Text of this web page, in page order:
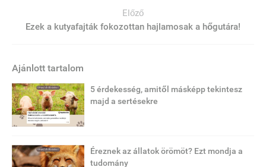
Előző
Ezek a kutyafajták fokozottan hajlamosak a hőgutára!
Ajánlott tartalom
5 érdekesség, amitől másképp tekintesz
majd a sertésekre
Éreznek az állatok örömöt? Ezt mondja a
tudomány